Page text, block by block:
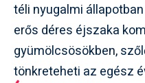
téli nyugalmi
erős déres éjszaka
gyümölcsösökben,
tönkreteheti az egész